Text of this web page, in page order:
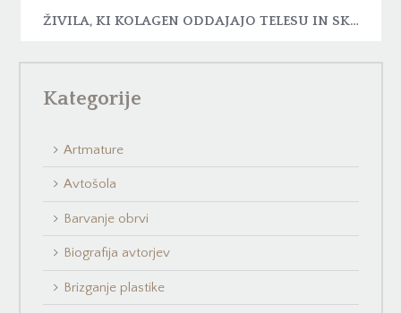
ŽIVILA, KI KOLAGEN ODDAJAJO TELESU IN SKRBIJO ZA LEPŠI VIDEZ
Kategorije
Artmature
Avtošola
Barvanje obrvi
Biografija avtorjev
Brizganje plastike